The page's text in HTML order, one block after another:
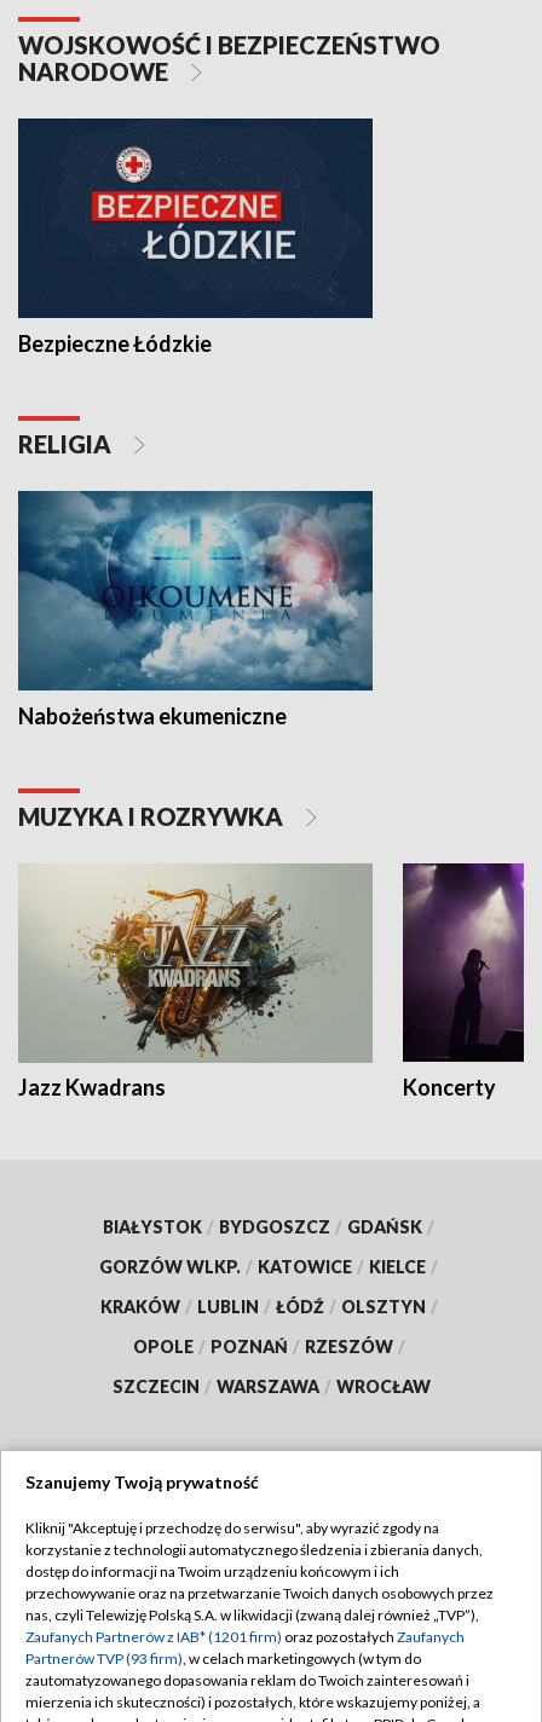
WOJSKOWOŚĆ I BEZPIECZEŃSTWO
NARODOWE
Bezpieczne Łódzkie
RELIGIA
Nabożeństwa ekumeniczne
MUZYKA I ROZRYWKA
Jazz Kwadrans Koncerty
BIAŁYSTOK / BYDGOSZCZ / GDAŃSK /
GORZÓW WLKP. / KATOWICE / KIELCE /
KRAKÓW / LUBLIN / ŁÓDŹ / OLSZTYN /
OPOLE / POZNAŃ / RZESZÓW /
SZCZECIN / WARSZAWA / WROCŁAW
TVP
Abonament TVP
Emisja w TVP
Centrum informacji TVP
Naziemna Telewizja Cyfrowa
Regulamin TVP
Polityka prywatności
Moje zgody
Pomoc
Szanujemy Twoją prywatność
Kliknij "Akceptuję i przechodzę do serwisu", aby wyrazić zgody na
korzystanie z technologii automatycznego śledzenia i zbierania danych,
dostęp do informacji na Twoim urządzeniu końcowym i ich
przechowywanie oraz na przetwarzanie Twoich danych osobowych przez
nas, czyli Telewizję Polską S.A. w likwidacji (zwaną dalej również „TVP”),
Zaufanych Partnerów z IAB* (1201 firm) oraz pozostałych Zaufanych
Partnerów TVP (93 firm), w celach marketingowych (w tym do
zautomatyzowanego dopasowania reklam do Twoich zainteresowań i
mierzenia ich skuteczności) i pozostałych, które wskazujemy poniżej, a